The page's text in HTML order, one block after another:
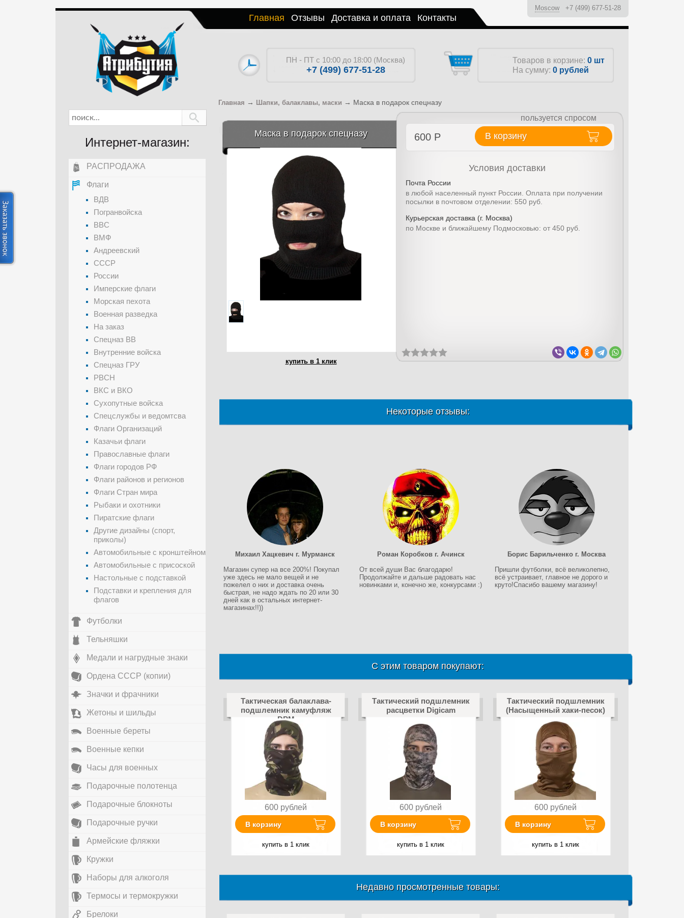
Главная Отзывы Доставка и оплата Контакты
Moscow +7 (499) 677-51-28
ПН - ПТ с 10:00 до 18:00 (Москва)
+7 (499) 677-51-28
Товаров в корзине: 0 шт
На сумму: 0 рублей
Главная → Шапки, балаклавы, маски → Маска в подарок спецназу
Маска в подарок спецназу
пользуется спросом
600 Р В корзину
купить в 1 клик
Условия доставки
Почта России
в любой населенный пункт России. Оплата при получении
посылки в почтовом отделении: 550 руб.
Курьерская доставка (г. Москва)
по Москве и ближайшему Подмосковью: от 450 руб.
Некоторые отзывы:
Михаил Хацкевич г. Мурманск
Магазин супер на все 200%! Покупал
уже здесь не мало вещей и не
пожелел о них и доставка очень
быстрая, не надо ждать по 20 или 30
дней как в остальных интернет-
магазинах!!))
Роман Коробков г. Ачинск
От всей души Вас благодарю!
Продолжайте и дальше радовать нас
новинками и, конечно же, конкурсами :)
Борис Барильченко г. Москва
Пришли футболки, всё великолепно,
всё устраивает, главное не дорого и
круто!Спасибо вашему магазину!
С этим товаром покупают:
Тактическая балаклава-
подшлемник камуфляж
DPM
600 рублей
В корзину
купить в 1 клик
Тактический подшлемник
расцветки Digicam
600 рублей
В корзину
купить в 1 клик
Тактический подшлемник
(Насыщенный хаки-песок)
600 рублей
В корзину
купить в 1 клик
Недавно просмотренные товары:
Интернет-магазин:
РАСПРОДАЖА
Флаги
ВДВ
Погранвойска
ВВС
ВМФ
Андреевский
СССР
России
Имперские флаги
Морская пехота
Военная разведка
На заказ
Спецназ ВВ
Внутренние войска
Спецназ ГРУ
РВСН
ВКС и ВКО
Сухопутные войска
Спецслужбы и ведомтсва
Флаги Организаций
Казачьи флаги
Православные флаги
Флаги городов РФ
Флаги районов и регионов
Флаги Стран мира
Рыбаки и охотники
Пиратские флаги
Другие дизайны (спорт,
приколы)
Автомобильные с кронштейном
Автомобильные с присоской
Настольные с подставкой
Подставки и крепления для
флагов
Футболки
Тельняшки
Медали и нагрудные знаки
Ордена СССР (копии)
Значки и фрачники
Жетоны и шильды
Военные береты
Военные кепки
Часы для военных
Подарочные полотенца
Подарочные блокноты
Подарочные ручки
Армейские фляжки
Кружки
Наборы для алкоголя
Термосы и термокружки
Брелоки